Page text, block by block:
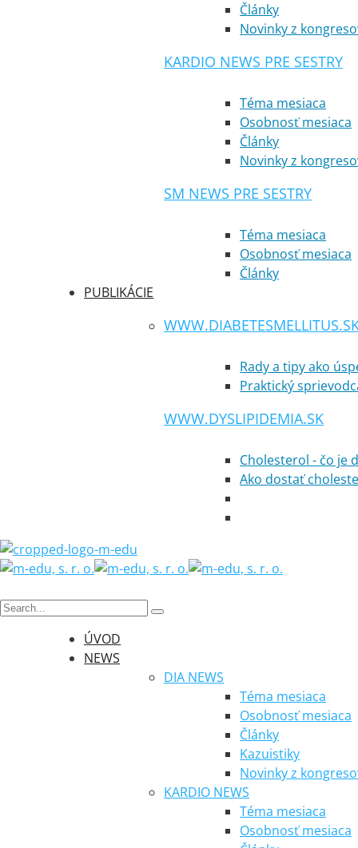
Články
Novinky z
KARDIO NEWS PRE SESTRY
Téma mesiaca
Osobnosť mesiaca
Články
Novinky z
SM NEWS PRE SESTRY
Téma mesiaca
Osobnosť mesiaca
Články
PUBLIKÁCIE
Rady a tipy ako
Praktický
WWW.DYSLIPIDEMIA.SK
Cholesterol - čo je
Ako dostať
ÚVOD
NEWS
DIA NEWS
Téma mesiaca
Osobnosť mesiaca
Články
Kazuistiky
Novinky z
KARDIO NEWS
Téma mesiaca
Osobnosť mesiaca